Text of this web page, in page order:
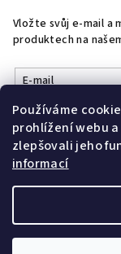
Používáme
prohlížení webu
zlepšovali jeho
informací
Vložte svůj e-mail a
produktech na
E-mail
Vložením e-mailu
údajů
Přihlásit se